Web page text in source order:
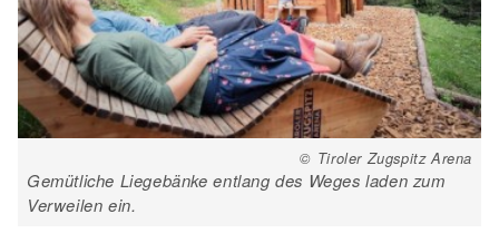
© Tiroler Zugspitz Arena
Gemütliche Liegebänke entlang des Weges laden zum
Verweilen ein.